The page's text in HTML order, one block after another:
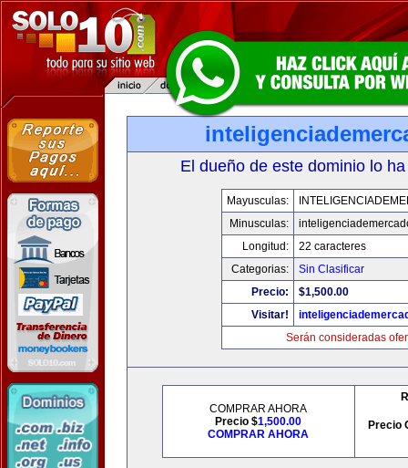
El dueño de este dominio lo
Mayusculas:
Minusculas:
Longitud:
22 caracteres
Categorias:
Sin Clasificar
Precio:
$1,500.00
Visitar!
Serán consideradas
COMPRAR AHORA
Precio $1,500.00
COMPRAR AHORA
Precio